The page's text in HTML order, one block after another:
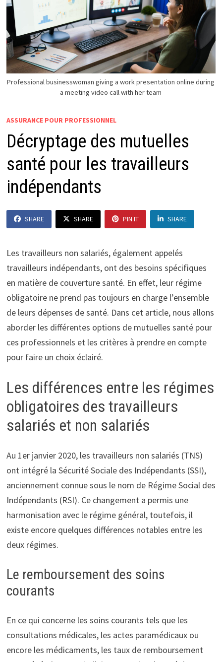
Professional businesswoman giving a work presentation online during
a meeting video call with her team
ASSURANCE POUR PROFESSIONNEL
Décryptage des mutuelles
santé pour les travailleurs
indépendants
SHARE SHARE PIN IT SHARE
Les travailleurs non salariés, également appelés
travailleurs indépendants, ont des besoins spécifiques
en matière de couverture santé. En effet, leur régime
obligatoire ne prend pas toujours en charge l’ensemble
de leurs dépenses de santé. Dans cet article, nous allons
aborder les différentes options de mutuelles santé pour
ces professionnels et les critères à prendre en compte
pour faire un choix éclairé.
Les différences entre les régimes
obligatoires des travailleurs
salariés et non salariés
Au 1er janvier 2020, les travailleurs non salariés (TNS)
ont intégré la Sécurité Sociale des Indépendants (SSI),
anciennement connue sous le nom de Régime Social des
Indépendants (RSI). Ce changement a permis une
harmonisation avec le régime général, toutefois, il
existe encore quelques différences notables entre les
deux régimes.
Le remboursement des soins
courants
En ce qui concerne les soins courants tels que les
consultations médicales, les actes paramédicaux ou
encore les médicaments, les taux de remboursement